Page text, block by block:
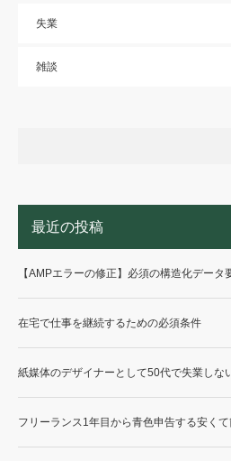
失業
雑談
最近の投稿
【AMPエラーの修正】必須の構造化データ
在宅で仕事を継続するための必須条件
紙媒体のデザイナーとして50代で失業しな
フリーランス1年目から青色申告する安く